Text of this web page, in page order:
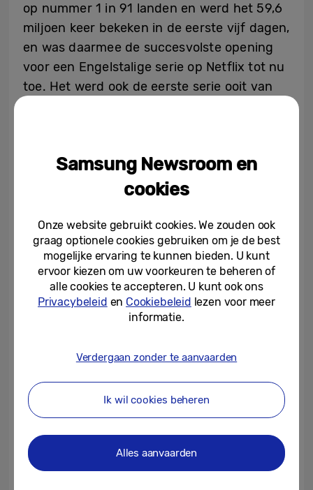
op nummer 1 in 91 landen en werd het 59,6
miljoen keer bekeken in de eerste vijf dagen,
en was daarmee de succesvolste opening
voor een Engelstalige serie op Netflix tot nu
toe. Het werd ook de eerste serie ooit van
opeenvolgende weken. Alle afleveringen van
het laatste seizoen zijn nu wereldwijd alleen
De exclusieve content van Samsung die is
geïnspireerd op seizoen 5 bouwt daarop
voort. De collectie met daarin een speciaal
themaen vijfachtergrondenmet live-
action personages en omgevingen uit de
Down, is verkrijgbaar van 12 januari tot en
met 22 februari. De beelden geven de
unieke sfeer van de serie weer en fans
kunnen elementen uit de serie in hun
dagelijks leven brengen.
Samsung Newsroom en
cookies
Onze website gebruikt cookies. We zouden ook
graag optionele cookies gebruiken om je de best
mogelijke ervaring te kunnen bieden. U kunt
ervoor kiezen om uw voorkeuren te beheren of
alle cookies te accepteren. U kunt ook ons
Privacybeleid en Cookiebeleid lezen voor meer
informatie.
Verdergaan zonder te aanvaarden
Ik wil cookies beheren
Alles aanvaarden